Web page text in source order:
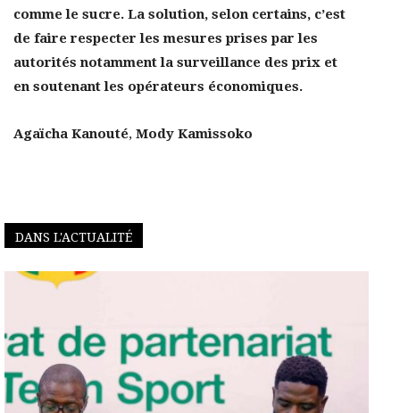
comme le sucre. La solution, selon certains, c’est
de faire respecter les mesures prises par les
autorités notamment la surveillance des prix et
en soutenant les opérateurs économiques.
Agaïcha Kanouté, Mody Kamissoko
DANS L'ACTUALITÉ